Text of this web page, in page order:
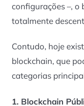
configurações –, o
totalmente
Contudo, hoje
blockchain, que
categorias
1. Blockchain